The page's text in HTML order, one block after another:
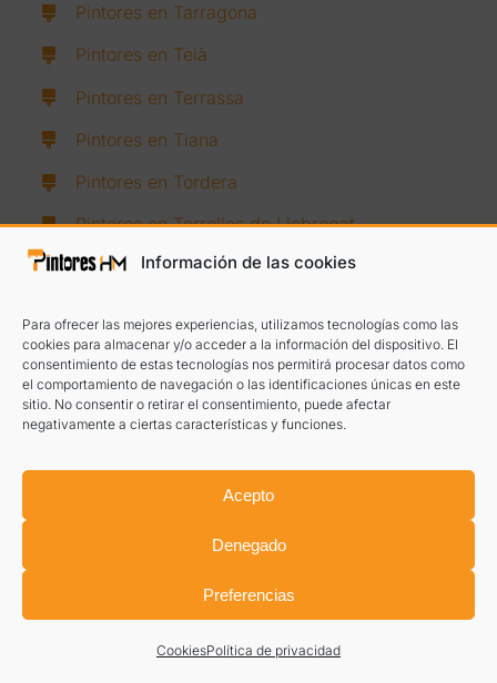
Información de las cookies
Para ofrecer las mejores experiencias, utilizamos tecnologías como las
cookies para almacenar y/o acceder a la información del dispositivo. El
consentimiento de estas tecnologías nos permitirá procesar datos como
el comportamiento de navegación o las identificaciones únicas en este
sitio. No consentir o retirar el consentimiento, puede afectar
negativamente a ciertas características y funciones.
Acepto
Denegado
Preferencias
CookiesPolítica de privacidad
Pintores en Tarragona
Pintores en Teià
Pintores en Terrassa
Pintores en Tiana
Pintores en Tordera
Pintores en Torrelles de Llobregat
Pintores en Ullastrell
Pintores en Vallgorguina
Pintores en Vallirana
Pintores en Vallromanes
Pintores en Vilanova i la Geltrú
Pintores en Vilassar de Dalt